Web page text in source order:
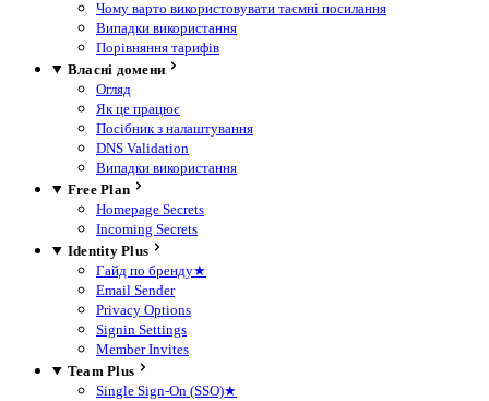
Чому варто використовувати таємні посилання
Випадки використання
Порівняння тарифів
Власні домени
Огляд
Як це працює
Посібник з налаштування
DNS Validation
Випадки використання
Free Plan
Homepage Secrets
Incoming Secrets
Identity Plus
Гайд по бренду★
Email Sender
Privacy Options
Signin Settings
Member Invites
Team Plus
Single Sign-On (SSO)★